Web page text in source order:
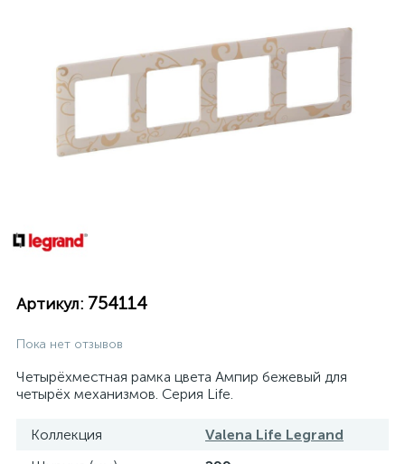
Артикул: 754114
Пока нет отзывов
Четырёхместная рамка цвета Ампир бежевый для
четырёх механизмов. Серия Life.
Коллекция
Valena Life Legrand